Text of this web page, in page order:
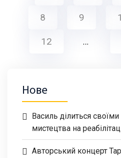
8 9
12 …
Нове
Василь ділиться
мистецтва на
Авторський концерт